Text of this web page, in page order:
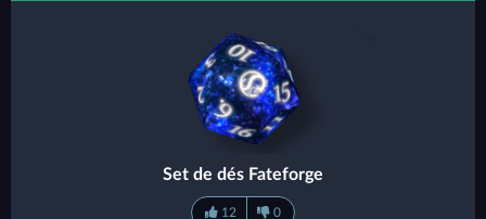
Set de dés Fateforge
12 0